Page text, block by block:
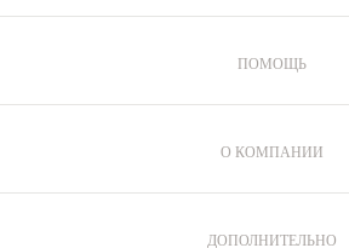
ПОМОЩЬ
Рекомендации по уходу
О КОМПАНИИ
Производство
ДОПОЛНИТЕЛЬНО